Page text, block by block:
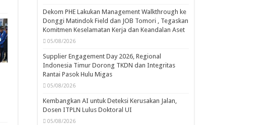
Dekom PHE Lakukan Management Walkthrough ke
Donggi Matindok Field dan JOB Tomori , Tegaskan
Komitmen Keselamatan Kerja dan Keandalan Aset
05/08/2026
Supplier Engagement Day 2026, Regional
Indonesia Timur Dorong TKDN dan Integritas
Rantai Pasok Hulu Migas
05/08/2026
Kembangkan AI untuk Deteksi Kerusakan Jalan,
Dosen ITPLN Lulus Doktoral UI
05/08/2026